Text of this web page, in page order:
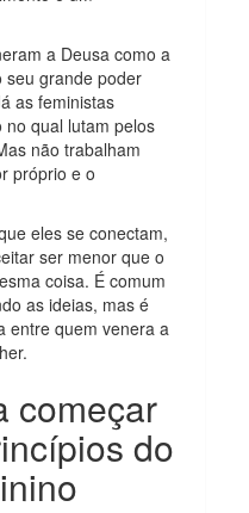
a Deusa como a
seu grande poder
as feministas
qual lutam pelos
não trabalham
próprio e o
eles se conectam,
ser menor que o
coisa. É comum
as ideias, mas é
entre quem venera a
começar
do